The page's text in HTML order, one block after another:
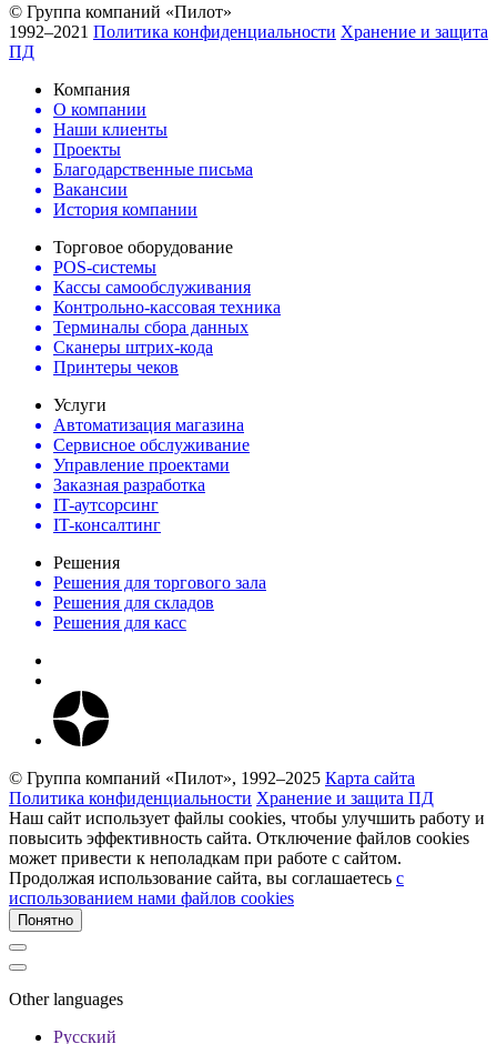
© Группа компаний «Пилот»
1992–2021 Политика конфиденциальности Хранение и защита
ПД
Компания
О компании
Наши клиенты
Проекты
Благодарственные письма
Вакансии
История компании
Торговое оборудование
POS-системы
Кассы самообслуживания
Контрольно-кассовая техника
Терминалы сбора данных
Сканеры штрих-кода
Принтеры чеков
Услуги
Автоматизация магазина
Сервисное обслуживание
Управление проектами
Заказная разработка
IT-аутсорсинг
IT-консалтинг
Решения
Решения для торгового зала
Решения для складов
Решения для касс
© Группа компаний «Пилот», 1992–2025 Карта сайта
Политика конфиденциальности Хранение и защита ПД
Наш сайт использует файлы cookies, чтобы улучшить работу и
повысить эффективность сайта. Отключение файлов cookies
может привести к неполадкам при работе с сайтом.
Продолжая использование сайта, вы соглашаетесь c
использованием нами файлов cookies
Понятно
Other languages
Русский